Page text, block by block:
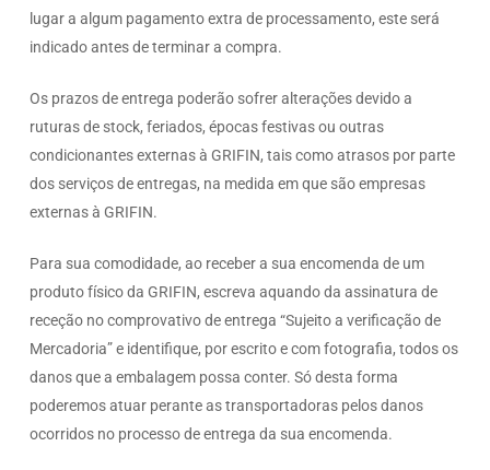
lugar a algum pagamento extra de processamento, este será
indicado antes de terminar a compra.
Os prazos de entrega poderão sofrer alterações devido a
ruturas de stock, feriados, épocas festivas ou outras
condicionantes externas à GRIFIN, tais como atrasos por parte
dos serviços de entregas, na medida em que são empresas
externas à GRIFIN.
Para sua comodidade, ao receber a sua encomenda de um
produto físico da GRIFIN, escreva aquando da assinatura de
receção no comprovativo de entrega “Sujeito a verificação de
Mercadoria” e identifique, por escrito e com fotografia, todos os
danos que a embalagem possa conter. Só desta forma
poderemos atuar perante as transportadoras pelos danos
ocorridos no processo de entrega da sua encomenda.